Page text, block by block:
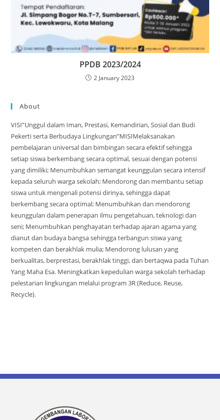
PPDB 2023/2024
2 January 2023
About
VISI”Unggul dalam Iman, Prestasi, Kemandirian, Sosial dan Budi
Pekerti serta Berbudaya Lingkungan”MISIMelaksanakan
pembelajaran universal dan bimbingan secara efektif sehingga
setiap siswa berkembang secara optimal, sesuai dengan potensi
yang dimiliki; Menumbuhkan semangat keunggulan secara intensif
kepada seluruh warga sekolah; Mendorong dan membantu setiap
siswa untuk mengenali potensi dirinya, sehingga dapat
berkembang secara optimal; Menumbuhkan dan mendorong
keunggulan dalam penerapan ilmu pengetahuan, teknologi dan
seni; Menumbuhkan penghayatan terhadap ajaran agama yang
dianut dan budaya bangsa sehingga terbangun siswa yang
kompeten dan berakhlak mulia; Mendorong lulusan yang
berkualitas, berprestasi, berakhlak tinggi, dan bertaqwa pada Tuhan
Yang Maha Esa. Meningkatkan kepedulian warga sekolah terhadap
pelestarian lingkungan melalui program 3R (Reduce, Reuse,
Recycle).